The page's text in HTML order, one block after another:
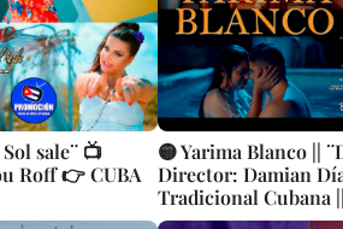
sale¨ 📺
Roff 👉 CUBA
🟡 Yarima Blanco ||
Director: Damian
Tradicional Cubana